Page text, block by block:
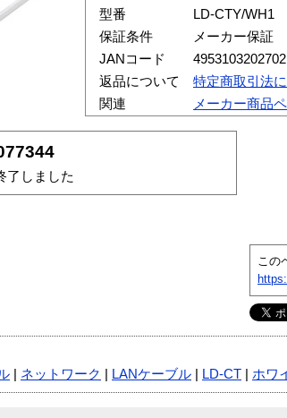
型番
LD-CTY/WH1
保証条件
メーカー保証
JANコード
4953103202702
返品について
特定商取引法
関連
メーカー商品
了しました
この
ネットワーク LANケーブル LD-CT ホワ